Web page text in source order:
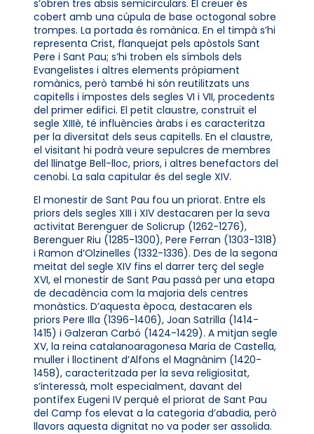
s’obren tres absis semicirculars. El creuer és
cobert amb una cúpula de base octogonal sobre
trompes. La portada és romànica. En el timpà s’hi
representa Crist, flanquejat pels apòstols Sant
Pere i Sant Pau; s’hi troben els símbols dels
Evangelistes i altres elements pròpiament
romànics, però també hi són reutilitzats uns
capitells i impostes dels segles VI i VII, procedents
del primer edifici. El petit claustre, construït el
segle XIIIè, té influències àrabs i es caracteritza
per la diversitat dels seus capitells. En el claustre,
el visitant hi podrà veure sepulcres de membres
del llinatge Bell-lloc, priors, i altres benefactors del
cenobi. La sala capitular és del segle XIV.
El monestir de Sant Pau fou un priorat. Entre els
priors dels segles XIII i XIV destacaren per la seva
activitat Berenguer de Solicrup (1262-1276),
Berenguer Riu (1285-1300), Pere Ferran (1303-1318)
i Ramon d’Olzinelles (1332-1336). Des de la segona
meitat del segle XIV fins el darrer terç del segle
XVI, el monestir de Sant Pau passà per una etapa
de decadència com la majoria dels centres
monàstics. D’aquesta època, destacaren els
priors Pere Illa (1396-1406), Joan Satrilla (1414-
1415) i Galzeran Carbó (1424-1429). A mitjan segle
XV, la reina catalanoaragonesa Maria de Castella,
muller i lloctinent d’Alfons el Magnànim (1420-
1458), caracteritzada per la seva religiositat,
s’interessà, molt especialment, davant del
pontífex Eugeni IV perquè el priorat de Sant Pau
del Camp fos elevat a la categoria d’abadia, però
llavors aquesta dignitat no va poder ser assolida.